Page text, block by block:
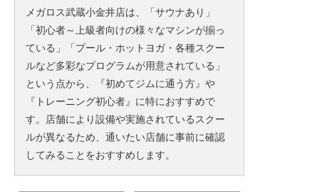
メガロス武蔵小金井店は、「サウナあり」
「初心者～上級者向けの様々なマシンが揃っ
ている」「プール・ホットヨガ・各種スクー
ルなど多彩なプログラムが用意されている」
という点から、『初めてジムに通う方』や
『トレーニング初心者』に特におすすめで
す。店舗により設備や実施されているスクー
ルが異なるため、通いたい店舗に事前に確認
してみることをおすすめします。